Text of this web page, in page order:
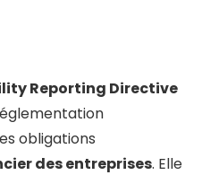
Reporting Directive
obligations
des entreprises. Elle